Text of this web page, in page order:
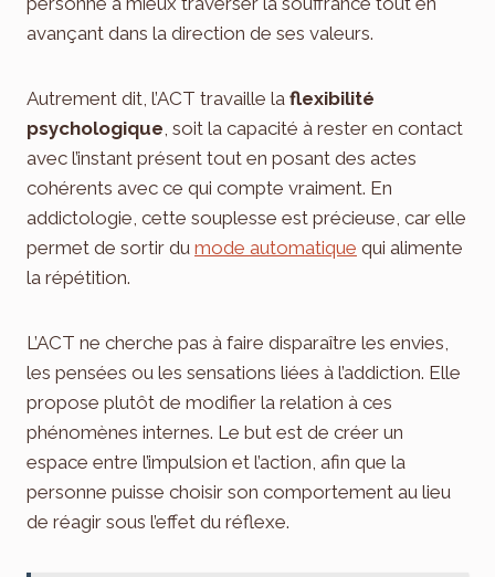
avançant dans la direction de ses valeurs.
Autrement dit, l’ACT travaille la flexibilité
psychologique , soit la capacité à rester en contact
avec l’instant présent tout en posant des actes
cohérents avec ce qui compte vraiment. En
addictologie, cette souplesse est précieuse, car elle
permet de sortir du mode automatique qui alimente
la répétition.
L’ACT ne cherche pas à faire disparaître les envies,
les pensées ou les sensations liées à l’addiction. Elle
propose plutôt de modifier la relation à ces
phénomènes internes. Le but est de créer un
espace entre l’impulsion et l’action, afin que la
personne puisse choisir son comportement au lieu
de réagir sous l’effet du réflexe.